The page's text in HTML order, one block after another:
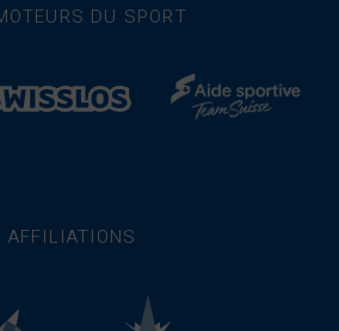
DU SPORT
AFFILIATIONS